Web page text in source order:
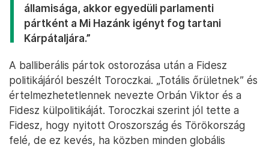
államisága, akkor egyedüli parlamenti
pártként a Mi Hazánk igényt fog tartani
Kárpátaljára.”
A balliberális pártok ostorozása után a Fidesz
politikájáról beszélt Toroczkai. „Totális őrületnek” és
értelmezhetetlennek nevezte Orbán Viktor és a
Fidesz külpolitikáját. Toroczkai szerint jól tette a
Fidesz, hogy nyitott Oroszország és Törökország
felé, de ez kevés, ha közben minden globális